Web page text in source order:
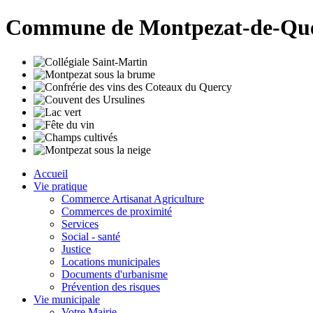
Commune de Montpezat-de-
Accueil
Vie pratique
Commerce Artisanat Agriculture
Commerces de proximité
Services
Social - santé
Justice
Locations municipales
Documents d'urbanisme
Prévention des risques
Vie municipale